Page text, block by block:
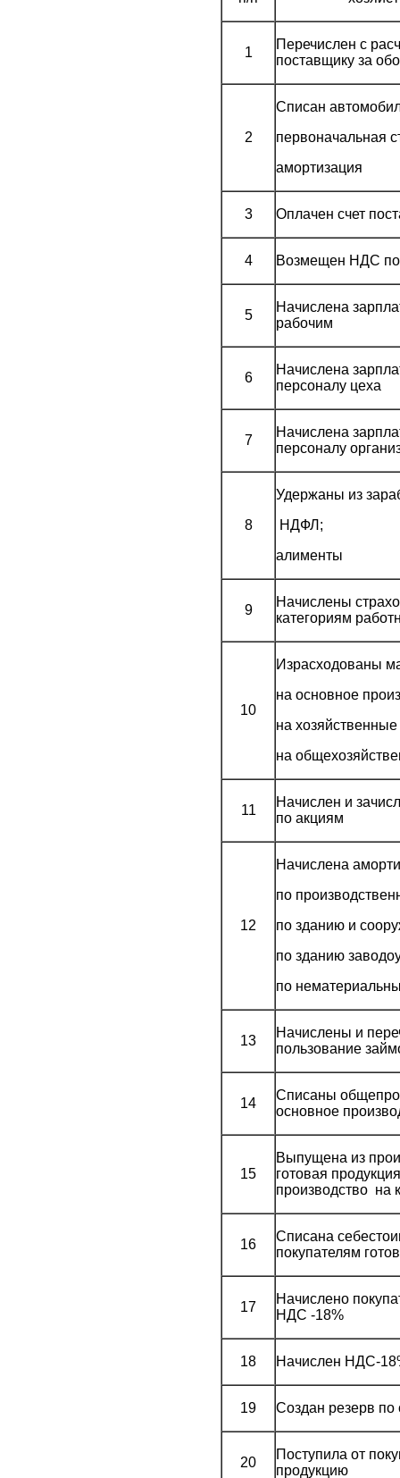
1
Перечислен с
поставщику за
2
Списан
первоначальная
амортизация
3 Оплачен счет
4 Возмещен НДС по
5
Начислена
рабочим
6
Начислена
персоналу цеха
7
Начислена
персоналу
8
Удержаны из
НДФЛ;
алименты
9
Начислены
категориям
10
Израсходованы
на основное
на
на
11
Начислен и
по акциям
12
Начислена
по
по зданию и
по зданию
по
13
Начислены и
пользование
14
Списаны
основное
15
Выпущена из
готовая
производство на
16
Списана
покупателям
17
Начислено
НДС -18%
18 Начислен НДС-
19 Создан резерв
20
Поступила от
продукцию